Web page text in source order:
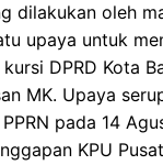
dilakukan oleh
upaya untuk
DPRD Kota
MK. Upaya
pada 14
KPU